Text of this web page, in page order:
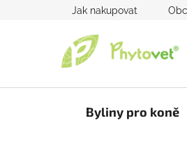
Jak nakupovat
Byliny pro koně